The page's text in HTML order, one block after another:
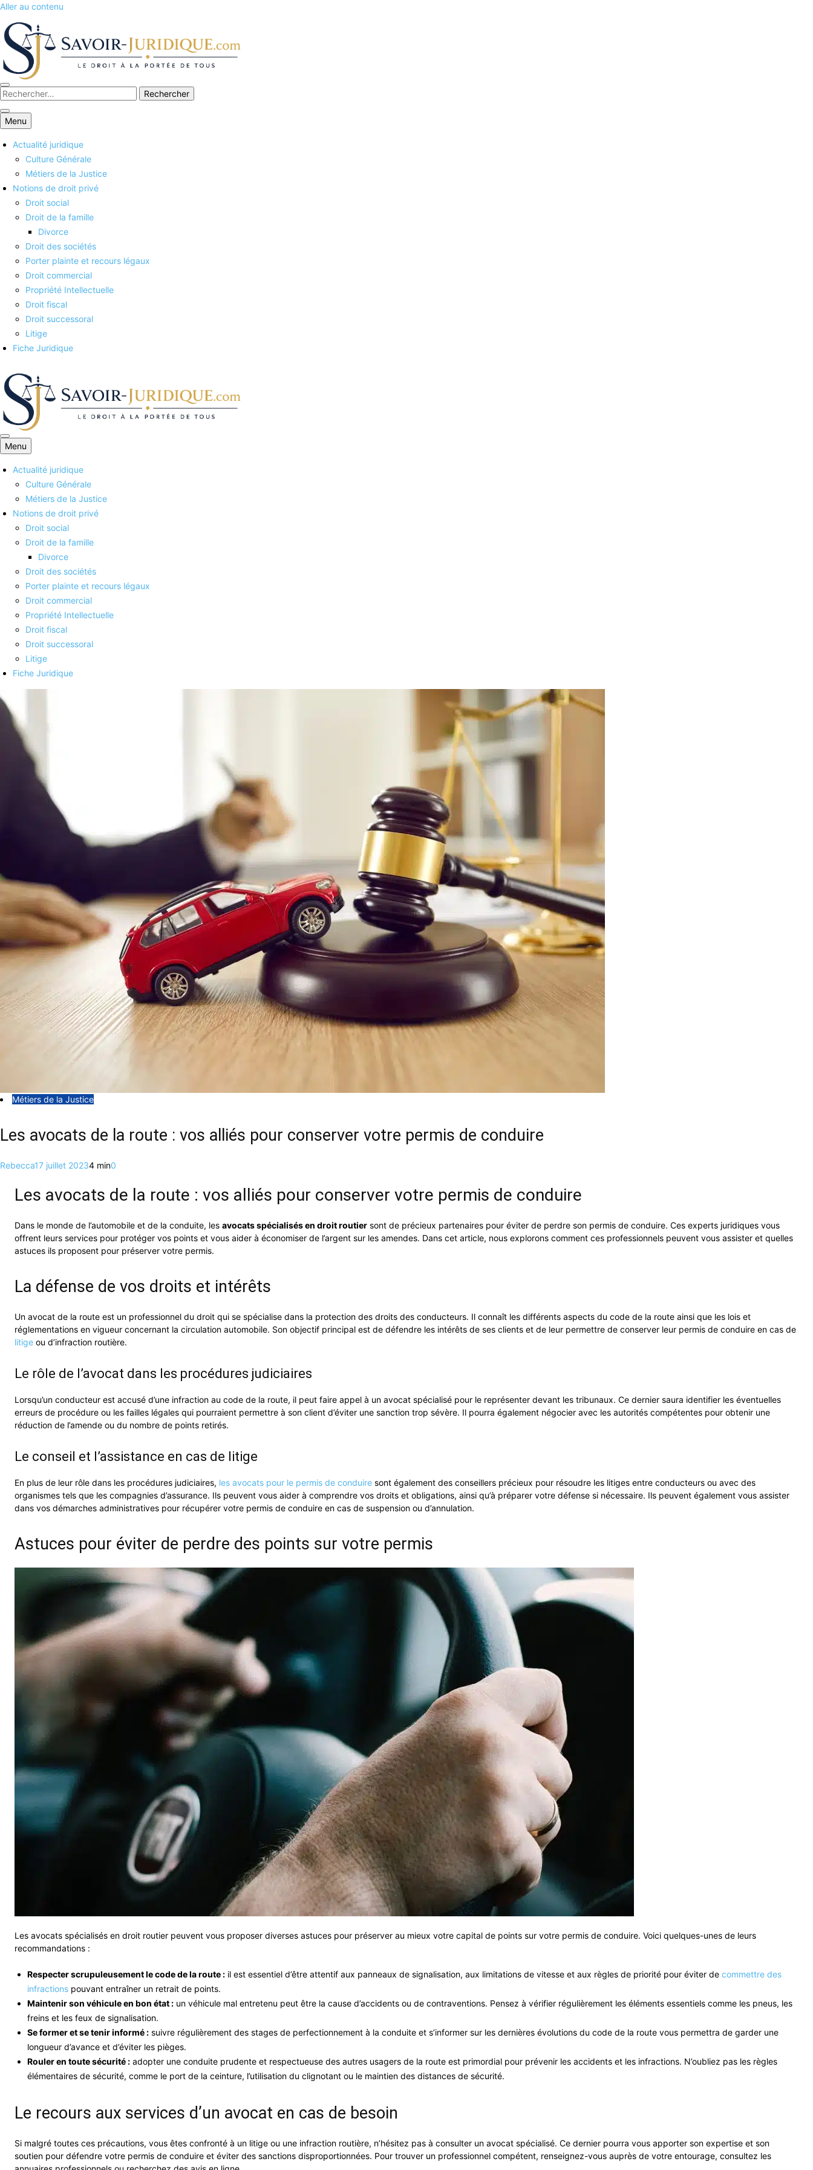
Aller au contenu
Savoirs juridiques
Menu
Actualité juridique
Culture Générale
Métiers de la Justice
Notions de droit privé
Droit social
Droit de la famille
Divorce
Droit des sociétés
Porter plainte et recours légaux
Droit commercial
Propriété Intellectuelle
Droit fiscal
Droit successoral
Litige
Fiche Juridique
Savoirs juridiques
Menu
Actualité juridique
Culture Générale
Métiers de la Justice
Notions de droit privé
Droit social
Droit de la famille
Divorce
Droit des sociétés
Porter plainte et recours légaux
Droit commercial
Propriété Intellectuelle
Droit fiscal
Droit successoral
Litige
Fiche Juridique
Métiers de la Justice
Les avocats de la route : vos alliés pour conserver votre permis de conduire
Rebecca17 juillet 20234 min0
Les avocats de la route : vos alliés pour conserver votre permis de conduire
Dans le monde de l’automobile et de la conduite, les avocats spécialisés en droit routier sont de précieux partenaires pour éviter de perdre son permis de conduire. Ces experts juridiques vous
offrent leurs services pour protéger vos points et vous aider à économiser de l’argent sur les amendes. Dans cet article, nous explorons comment ces professionnels peuvent vous assister et quelles
astuces ils proposent pour préserver votre permis.
La défense de vos droits et intérêts
Un avocat de la route est un professionnel du droit qui se spécialise dans la protection des droits des conducteurs. Il connaît les différents aspects du code de la route ainsi que les lois et
réglementations en vigueur concernant la circulation automobile. Son objectif principal est de défendre les intérêts de ses clients et de leur permettre de conserver leur permis de conduire en cas de
litige ou d’infraction routière.
Le rôle de l’avocat dans les procédures judiciaires
Lorsqu’un conducteur est accusé d’une infraction au code de la route, il peut faire appel à un avocat spécialisé pour le représenter devant les tribunaux. Ce dernier saura identifier les éventuelles
erreurs de procédure ou les failles légales qui pourraient permettre à son client d’éviter une sanction trop sévère. Il pourra également négocier avec les autorités compétentes pour obtenir une
réduction de l’amende ou du nombre de points retirés.
Le conseil et l’assistance en cas de litige
En plus de leur rôle dans les procédures judiciaires, les avocats pour le permis de conduire sont également des conseillers précieux pour résoudre les litiges entre conducteurs ou avec des
organismes tels que les compagnies d’assurance. Ils peuvent vous aider à comprendre vos droits et obligations, ainsi qu’à préparer votre défense si nécessaire. Ils peuvent également vous assister
dans vos démarches administratives pour récupérer votre permis de conduire en cas de suspension ou d’annulation.
Astuces pour éviter de perdre des points sur votre permis
Les avocats spécialisés en droit routier peuvent vous proposer diverses astuces pour préserver au mieux votre capital de points sur votre permis de conduire. Voici quelques-unes de leurs
recommandations :
Respecter scrupuleusement le code de la route : il est essentiel d’être attentif aux panneaux de signalisation, aux limitations de vitesse et aux règles de priorité pour éviter de commettre des
infractions pouvant entraîner un retrait de points.
Maintenir son véhicule en bon état : un véhicule mal entretenu peut être la cause d’accidents ou de contraventions. Pensez à vérifier régulièrement les éléments essentiels comme les pneus, les
freins et les feux de signalisation.
Se former et se tenir informé : suivre régulièrement des stages de perfectionnement à la conduite et s’informer sur les dernières évolutions du code de la route vous permettra de garder une
longueur d’avance et d’éviter les pièges.
Rouler en toute sécurité : adopter une conduite prudente et respectueuse des autres usagers de la route est primordial pour prévenir les accidents et les infractions. N’oubliez pas les règles
élémentaires de sécurité, comme le port de la ceinture, l’utilisation du clignotant ou le maintien des distances de sécurité.
Le recours aux services d’un avocat en cas de besoin
Si malgré toutes ces précautions, vous êtes confronté à un litige ou une infraction routière, n’hésitez pas à consulter un avocat spécialisé. Ce dernier pourra vous apporter son expertise et son
soutien pour défendre votre permis de conduire et éviter des sanctions disproportionnées. Pour trouver un professionnel compétent, renseignez-vous auprès de votre entourage, consultez les